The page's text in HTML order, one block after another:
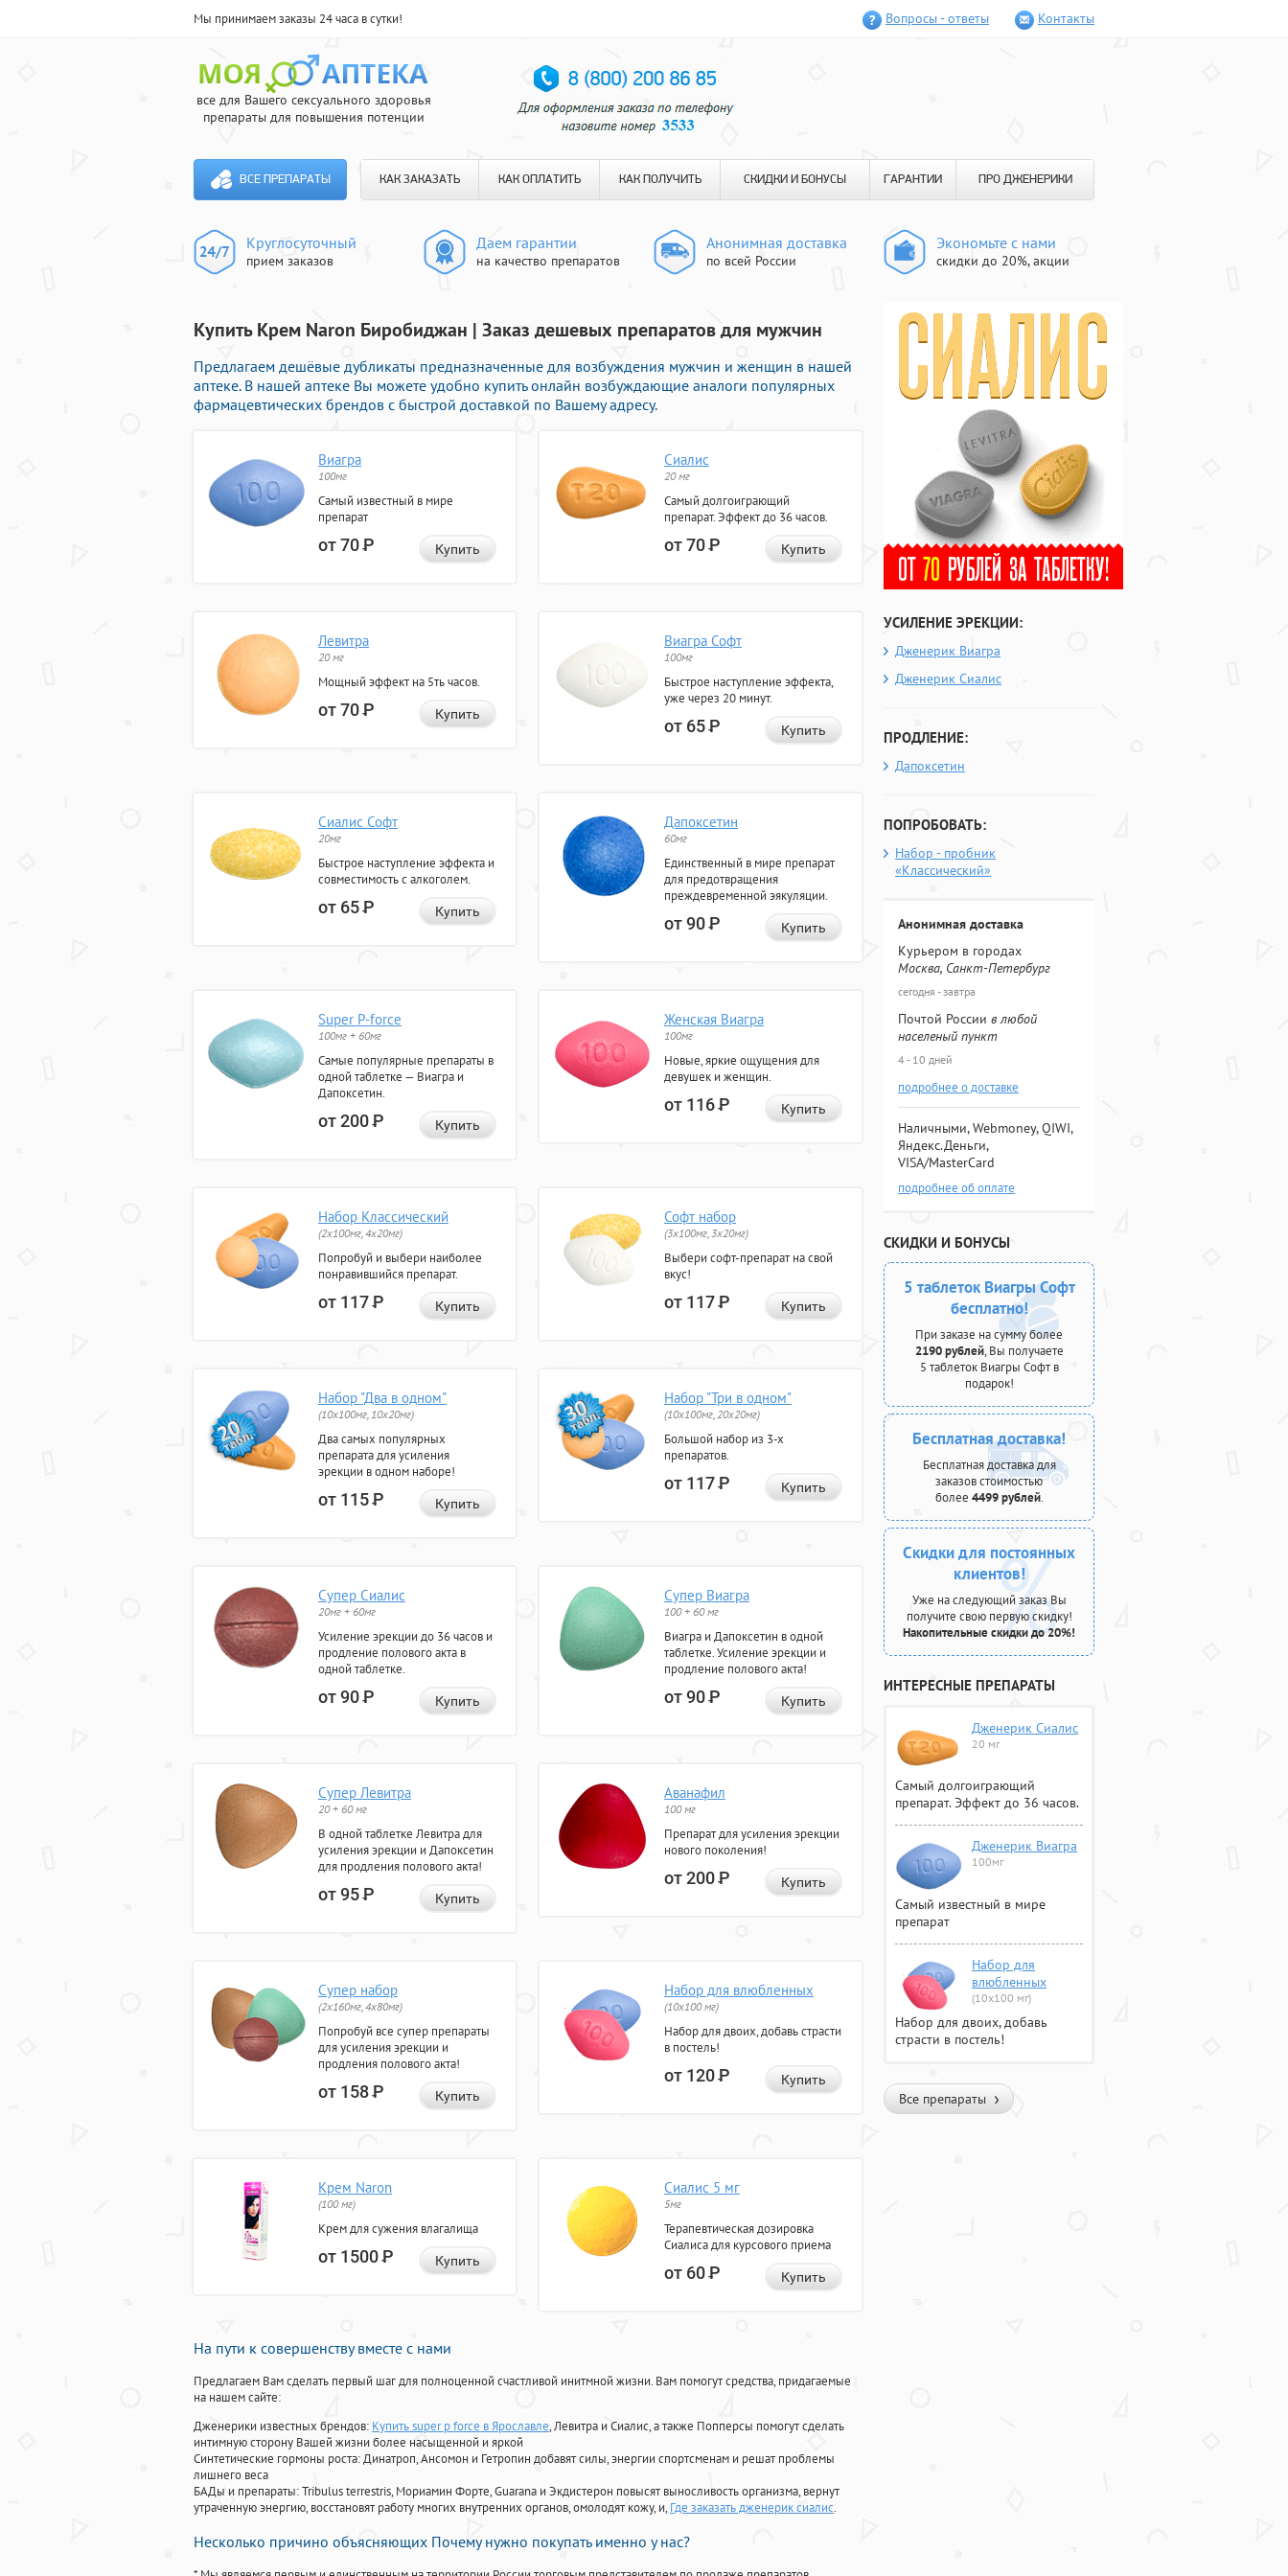
Мы принимаем заказы 24 часа в сутки! Вопросы - ответы Контакты
все для Вашего сексуального здоровья
препараты для повышения потенции
ВСЕ ПРЕПАРАТЫ КАК ЗАКАЗАТЬ КАК ОПЛАТИТЬ КАК ПОЛУЧИТЬ СКИДКИ И БОНУСЫ ГАРАНТИИ ПРО ДЖЕНЕРИКИ
Круглосуточный
прием заказов
Даем гарантии
на качество препаратов
Анонимная доставка
по всей России
Экономьте с нами
скидки до 20%, акции
Купить Крем Naron Биробиджан | Заказ дешевых препаратов для мужчин
Предлагаем дешёвые дубликаты предназначенные для возбуждения мужчин и женщин в нашей
аптеке. В нашей аптеке Вы можете удобно купить онлайн возбуждающие аналоги популярных
фармацевтических брендов с быстрой доставкой по Вашему адресу.
Виагра
100мг
Самый известный в мире
препарат
от 70Р Купить
Сиалис
20 мг
Самый долгоиграющий
препарат. Эффект до 36 часов.
от 70Р Купить
Левитра
20 мг
Мощный эффект на 5ть часов.
от 70Р Купить
Виагра Софт
100мг
Быстрое наступление эффекта,
уже через 20 минут.
от 65Р Купить
Сиалис Софт
20мг
Быстрое наступление эффекта и
совместимость с алкоголем.
от 65Р Купить
Дапоксетин
60мг
Единственный в мире препарат
для предотвращения
преждевременной эякуляции.
от 90Р Купить
Super P-force
100мг + 60мг
Самые популярные препараты в
одной таблетке — Виагра и
Дапоксетин.
от 200Р Купить
Женская Виагра
100мг
Новые, яркие ощущения для
девушек и женщин.
от 116Р Купить
Набор Классический
(2x100мг, 4x20мг)
Попробуй и выбери наиболее
понравившийся препарат.
от 117Р Купить
Софт набор
(3x100мг, 3x20мг)
Выбери софт-препарат на свой
вкус!
от 117Р Купить
Набор "Два в одном"
(10x100мг, 10x20мг)
Два самых популярных
препарата для усиления
эрекции в одном наборе!
от 115Р Купить
Набор "Три в одном"
(10x100мг, 20x20мг)
Большой набор из 3-х
препаратов.
от 117Р Купить
Супер Сиалис
20мг + 60мг
Усиление эрекции до 36 часов и
продление полового акта в
одной таблетке.
от 90Р Купить
Супер Виагра
100 + 60 мг
Виагра и Дапоксетин в одной
таблетке. Усиление эрекции и
продление полового акта!
от 90Р Купить
Супер Левитра
20 + 60 мг
В одной таблетке Левитра для
усиления эрекции и Дапоксетин
для продления полового акта!
от 95Р Купить
Аванафил
100 мг
Препарат для усиления эрекции
нового поколения!
от 200Р Купить
Супер набор
(2х160мг, 4х80мг)
Попробуй все супер препараты
для усиления эрекции и
продления полового акта!
от 158Р Купить
Набор для влюбленных
(10х100 мг)
Набор для двоих, добавь страсти
в постель!
от 120Р Купить
Крем Naron
(100 мг)
Крем для сужения влагалища
от 1500Р Купить
Сиалис 5 мг
5мг
Терапевтическая дозировка
Сиалиса для курсового приема
от 60Р Купить
На пути к совершенству вместе с нами
Предлагаем Вам сделать первый шаг для полноценной счастливой инитмной жизни. Вам помогут средства, придагаемые
на нашем сайте:
Дженерики известных брендов: Купить super p force в Ярославле, Левитра и Сиалис, а также Попперсы помогут сделать
интимную сторону Вашей жизни более насыщенной и яркой
Синтетические гормоны роста: Динатроп, Ансомон и Гетропин добавят силы, энергии спортсменам и решат проблемы
лишнего веса
БАДы и препараты:Tribulus terrestris, Мориамин Форте, Guarana и Экдистерон повысят выносливость организма, вернут
утраченную энергию, восстановят работу многих внутренних органов, омолодят кожу, и, Где заказать дженерик сиалис.
Несколько причино объясняющих Почему нужно покупать именно у нас?
УСИЛЕНИЕ ЭРЕКЦИИ:
Дженерик Виагра
Дженерик Сиалис
ПРОДЛЕНИЕ:
Дапоксетин
ПОПРОБОВАТЬ:
Набор - пробник
«Классический»
Анонимная доставка
Курьером в городах
Москва, Санкт-Петербург
сегодня - завтра
Почтой России в любой
населеный пункт
4 - 10 дней
подробнее о доставке
Наличными, Webmoney, QIWI,
Яндекс.Деньги,
VISA/MasterCard
подробнее об оплате
СКИДКИ И БОНУСЫ
5 таблеток Виагры Софт
бесплатно!
При заказе на сумму более
2190 рублей, Вы получаете
5 таблеток Виагры Софт в
подарок!
Бесплатная доставка!
Бесплатная доставка для
заказов стоимостью
более 4499 рублей.
Скидки для постоянных
клиентов!
Уже на следующий заказ Вы
получите свою первую скидку!
Накопительные скидки до 20%!
ИНТЕРЕСНЫЕ ПРЕПАРАТЫ
Дженерик Сиалис
20 мг
Самый долгоиграющий
препарат. Эффект до 36 часов.
Дженерик Виагра
100мг
Самый известный в мире
препарат
Набор для
влюбленных
(10х100 мг)
Набор для двоих, добавь
страсти в постель!
Все препараты